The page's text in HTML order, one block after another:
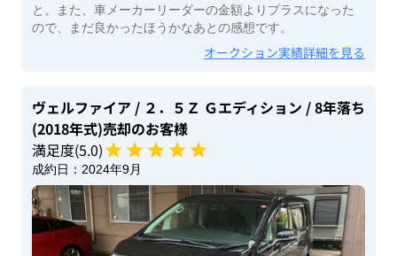
と。また、車メーカーリーダーの金額よりプラスになった
ので、まだ良かったほうかなあとの感想です。
オークション実績詳細を見る
ヴェルファイア / ２．５Ｚ Ｇエディション / 8年落ち
(2018年式)売却のお客様
満足度(5.0)
成約日： 2024年9月